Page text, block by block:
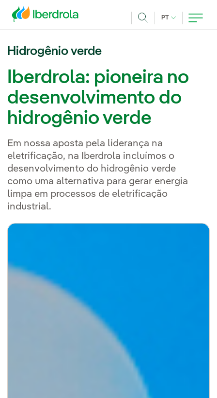
PT IDIOMA ATUAL,
Hidrogênio verde
Iberdrola: pioneira no
desenvolvimento do
hidrogênio verde
Em nossa aposta pela liderança na
eletrificação, na Iberdrola incluímos o
desenvolvimento do hidrogênio verde
como uma alternativa para gerar energia
limpa em processos de eletrificação
industrial.